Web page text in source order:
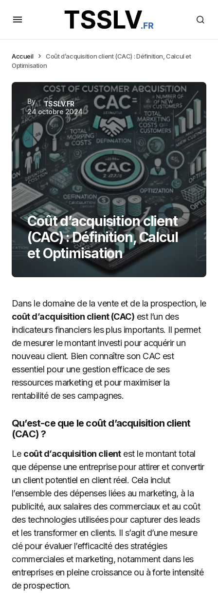
Accueil
Coût d’acquisition client (CAC) : Définition, Calcul et
Optimisation
By
TSSLV.FR
24 octobre 2024
Coût d’acquisition client
(CAC) : Définition, Calcul
et Optimisation
Dans le domaine de la vente et de la prospection, le
coût d’acquisition client (CAC) est l’un des
indicateurs financiers les plus importants. Il permet
de mesurer le montant investi pour acquérir un
nouveau client. Bien connaître son CAC est
essentiel pour une gestion efficace de ses
ressources marketing et pour maximiser la
rentabilité de ses campagnes.
Qu’est-ce que le coût d’acquisition client
(CAC) ?
Le coût d’acquisition clientest le montant total
que dépense une entreprise pour attirer et convertir
un client potentiel en client réel. Cela inclut
l’ensemble des dépenses liées au marketing, à la
publicité, aux salaires des commerciaux et au coût
des technologies utilisées pour capturer des leads
et les transformer en clients. Il s’agit d’une mesure
clé pour évaluer l’efficacité des stratégies
commerciales et marketing, notamment dans les
entreprises en pleine croissance ou à forte intensité
de prospection.